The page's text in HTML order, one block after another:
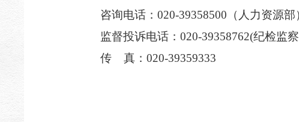
咨询电话：020-39358500（人力资源部
监督投诉电话：020-39358762(纪检监
传
真：020-39359333